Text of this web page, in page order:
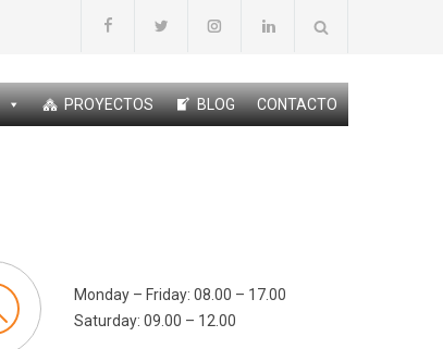
PROYECTOS BLOG CONTACTO
Monday – Friday: 08.00 – 17.00
Saturday: 09.00 – 12.00